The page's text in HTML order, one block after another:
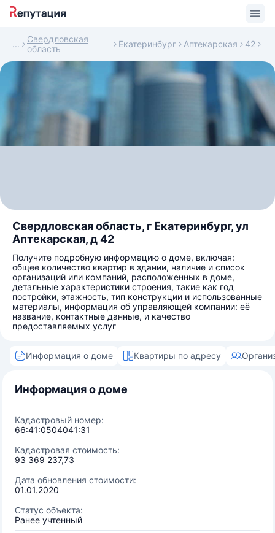
Свердловская
область
Екатеринбург Аптекарская 42
Свердловская область, г Екатеринбург, ул
Аптекарская, д 42
Получите подробную информацию о доме, включая:
общее количество квартир в здании, наличие и список
организаций или компаний, расположенных в доме,
детальные характеристики строения, такие как год
постройки, этажность, тип конструкции и использованные
материалы, информация об управляющей компании: её
название, контактные данные, и качество
предоставляемых услуг
Информация о доме Квартиры по адресу
Информация о доме
Кадастровый номер:
66:41:0504041:31
Кадастровая стоимость:
93 369 237,73
Дата обновления стоимости:
01.01.2020
Статус объекта:
Ранее учтенный